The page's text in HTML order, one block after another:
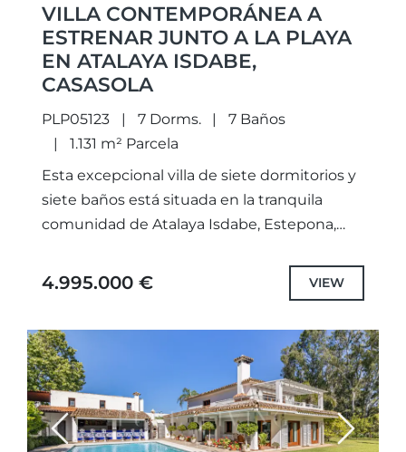
VILLA CONTEMPORÁNEA A
ESTRENAR JUNTO A LA PLAYA
EN ATALAYA ISDABE,
CASASOLA
PLP05123 7 Dorms.
7 Baños
1.131 m² Parcela
Esta excepcional villa de siete dormitorios y
siete baños está situada en la tranquila
comunidad de Atalaya Isdabe, Estepona,
de España....
4.995.000 € VIEW
Previous Next